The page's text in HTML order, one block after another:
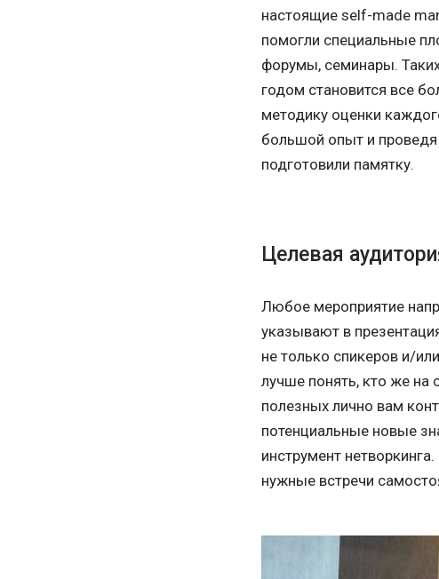
настоящие self-made
помогли специальные
форумы, семинары.
годом становится все
методику оценки
большой опыт и
подготовили памятку.
Целевая
Любое мероприятие
указывают в
не только спикеров и/
лучше понять, кто же на
полезных лично вам
потенциальные новые
инструмент
нужные встречи